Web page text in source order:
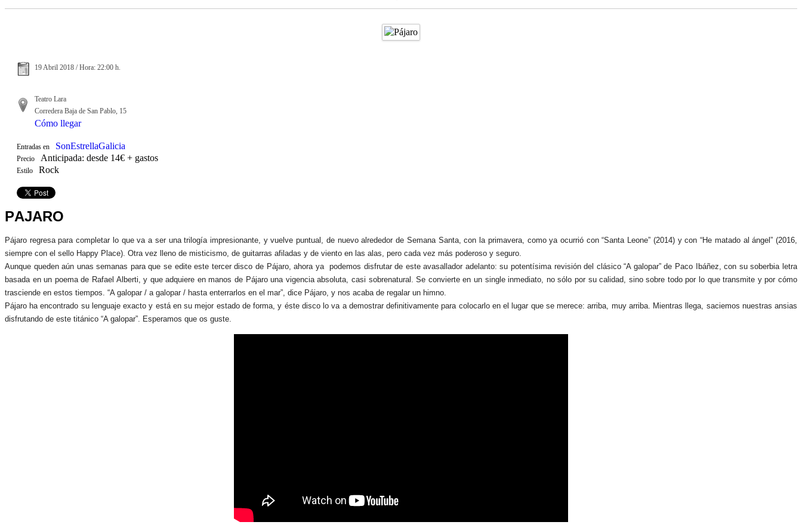
19 Abril 2018 / Hora: 22:00 h.
Teatro Lara
Corredera Baja de San Pablo, 15
Cómo llegar
Entradas en SonEstrellaGalicia
Precio Anticipada: desde 14€ + gastos
Estilo Rock
PÁJARO
Pájaro regresa para completar lo que va a ser una trilogía impresionante, y vuelve puntual, de nuevo alrededor de Semana Santa, con la primavera, como ya ocurrió con “Santa Leone” (2014) y con “He matado al ángel” (2016,
siempre con el sello Happy Place). Otra vez lleno de misticismo, de guitarras afiladas y de viento en las alas, pero cada vez más poderoso y seguro.
Aunque queden aún unas semanas para que se edite este tercer disco de Pájaro, ahora ya  podemos disfrutar de este avasallador adelanto: su potentísima revisión del clásico “A galopar” de Paco Ibáñez, con su soberbia letra
basada en un poema de Rafael Alberti, y que adquiere en manos de Pájaro una vigencia absoluta, casi sobrenatural. Se convierte en un single inmediato, no sólo por su calidad, sino sobre todo por lo que transmite y por cómo
trasciende en estos tiempos. “A galopar / a galopar / hasta enterrarlos en el mar”, dice Pájaro, y nos acaba de regalar un himno.
Pájaro ha encontrado su lenguaje exacto y está en su mejor estado de forma, y éste disco lo va a demostrar definitivamente para colocarlo en el lugar que se merece: arriba, muy arriba. Mientras llega, saciemos nuestras ansias
disfrutando de este titánico “A galopar”. Esperamos que os guste.